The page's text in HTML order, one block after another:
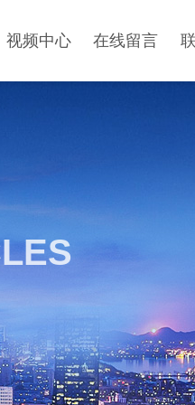
视频中心 在线留言